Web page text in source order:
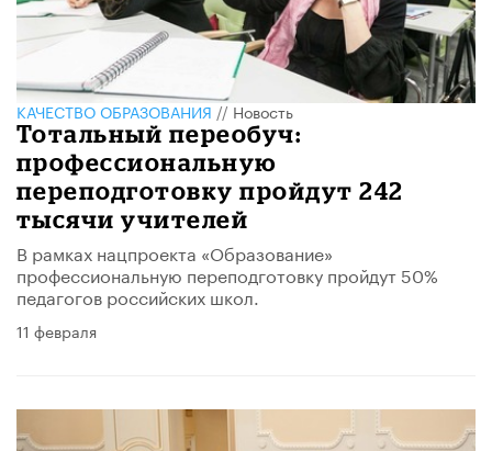
КАЧЕСТВО ОБРАЗОВАНИЯ // Новость
Тотальный переобуч:
профессиональную
переподготовку пройдут 242
тысячи учителей
В рамках нацпроекта «Образование»
профессиональную переподготовку пройдут 50%
педагогов российских школ.
11 февраля